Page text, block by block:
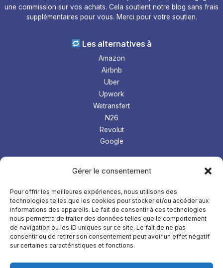
Gérer le consentement
Pour offrir les meilleures expériences, nous utilisons des
technologies telles que les cookies pour stocker et/ou accéder aux
informations des appareils. Le fait de consentir à ces technologies
nous permettra de traiter des données telles que le comportement
de navigation ou les ID uniques sur ce site. Le fait de ne pas
consentir ou de retirer son consentement peut avoir un effet négatif
sur certaines caractéristiques et fonctions.
une commission sur vos achats. Cela soutient notre blog sans frais
supplémentaires pour vous. Merci pour votre soutien.
Les alternatives à
Amazon
Airbnb
Uber
Upwork
Wetransfert
N26
Revolut
Google
Gestion microentreprise
LMS
Comptabilité
Àpropos
Mentions légales
Confidentialités